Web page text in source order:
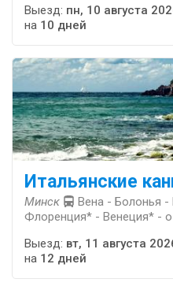
Выезд: пн, 10 августа
на 10 дней
Итальянские
Минск
Вена - Болонья
Флоренция* - Венеция* -
Выезд: вт, 11 августа
на 12 дней